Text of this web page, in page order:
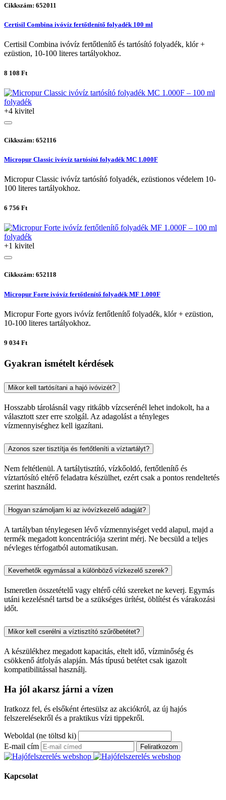
Cikkszám: 652011
Certisil Combina ivóvíz fertőtlenítő folyadék 100 ml
Certisil Combina ivóvíz fertőtlenítő és tartósító folyadék, klór +
ezüstion, 10-100 literes tartályokhoz.
8 108 Ft
+4 kivitel
Cikkszám: 652116
Micropur Classic ivóvíz tartósító folyadék MC 1.000F
Micropur Classic ivóvíz tartósító folyadék, ezüstionos védelem 10-
100 literes tartályokhoz.
6 756 Ft
+1 kivitel
Cikkszám: 652118
Micropur Forte ivóvíz fertőtlenítő folyadék MF 1.000F
Micropur Forte gyors ivóvíz fertőtlenítő folyadék, klór + ezüstion,
10-100 literes tartályokhoz.
9 034 Ft
Gyakran ismételt kérdések
Mikor kell tartósítani a hajó ivóvizét?
Hosszabb tárolásnál vagy ritkább vízcserénél lehet indokolt, ha a
választott szer erre szolgál. Az adagolást a tényleges
vízmennyiséghez kell igazítani.
Azonos szer tisztítja és fertőtleníti a víztartályt?
Nem feltétlenül. A tartálytisztító, vízkőoldó, fertőtlenítő és
víztartósító eltérő feladatra készülhet, ezért csak a pontos rendeltetés
szerint használd.
Hogyan számoljam ki az ivóvízkezelő adagját?
A tartályban ténylegesen lévő vízmennyiséget vedd alapul, majd a
termék megadott koncentrációja szerint mérj. Ne becsüld a teljes
névleges térfogatból automatikusan.
Keverhetők egymással a különböző vízkezelő szerek?
Ismeretlen összetételű vagy eltérő célú szereket ne keverj. Egymás
utáni kezelésnél tartsd be a szükséges ürítést, öblítést és várakozási
időt.
Mikor kell cserélni a víztisztító szűrőbetétet?
A készülékhez megadott kapacitás, eltelt idő, vízminőség és
csökkenő átfolyás alapján. Más típusú betétet csak igazolt
kompatibilitással használj.
Ha jól akarsz járni a vízen
Iratkozz fel, és elsőként értesülsz az akciókról, az új hajós
felszerelésekről és a praktikus vízi tippekről.
Weboldal (ne töltsd ki)
E-mail cím
Feliratkozom
Kapcsolat